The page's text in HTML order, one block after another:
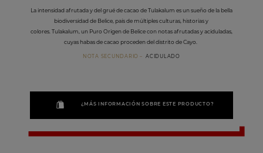
La intensidad afrutada y del grué de cacao de Tulakalum es un sueño de la bella
biodiversidad de Belice, país de múltiples culturas, historias y
colores. Tulakalum, un Puro Origen de Belice con notas afrutadas y aciduladas,
cuyas habas de cacao proceden del distrito de Cayo.
NOTA SECUNDARIO ACIDULADO
¿MÁS INFORMACIÓN SOBRE ESTE PRODUCTO?